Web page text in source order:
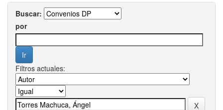
Buscar:
por
Filtros actuales: